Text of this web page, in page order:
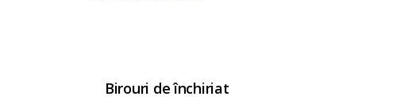
Birouri de închiriat